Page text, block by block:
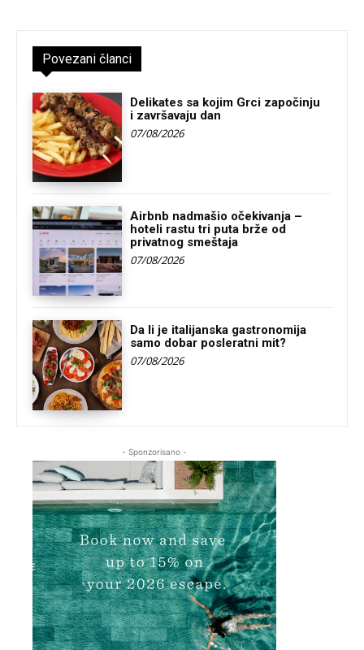
Povezani članci
Delikates sa kojim Grci započinju
i završavaju dan
07/08/2026
Airbnb nadmašio očekivanja –
hoteli rastu tri puta brže od
privatnog smeštaja
07/08/2026
Da li je italijanska gastronomija
samo dobar posleratni mit?
07/08/2026
- Sponzorisano -